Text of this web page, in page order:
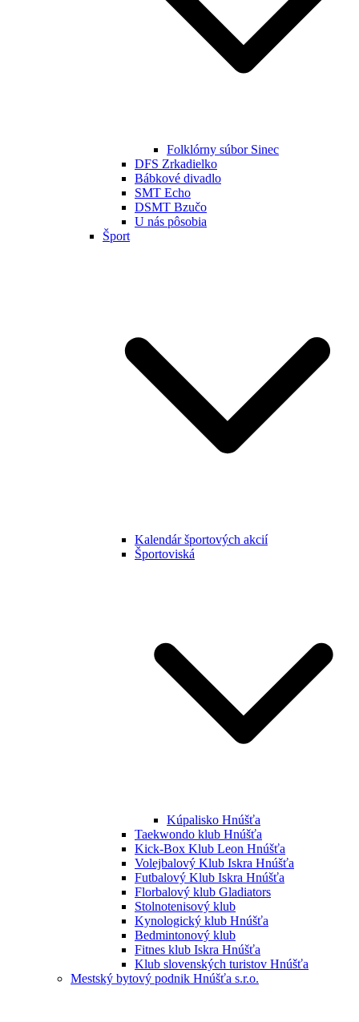
Folklórny súbor Sinec
DFS Zrkadielko
Bábkové divadlo
SMT Echo
DSMT Bzučo
U nás pôsobia
Šport
Kalendár športových akcií
Športoviská
Kúpalisko Hnúšťa
Taekwondo klub Hnúšťa
Kick-Box Klub Leon Hnúšťa
Volejbalový Klub Iskra Hnúšťa
Futbalový Klub Iskra Hnúšťa
Florbalový klub Gladiators
Stolnotenisový klub
Kynologický klub Hnúšťa
Bedmintonový klub
Fitnes klub Iskra Hnúšťa
Klub slovenských turistov Hnúšťa
Mestský bytový podnik Hnúšťa s.r.o.